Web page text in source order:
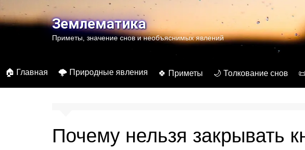
к
содержимомуЗемлематика
Приметы, значение снов и необъяснимых явлений
🏠 Главная 🌩️ Природные явления 🍀 Приметы 🌙 Толкование снов
Почему нельзя закрывать